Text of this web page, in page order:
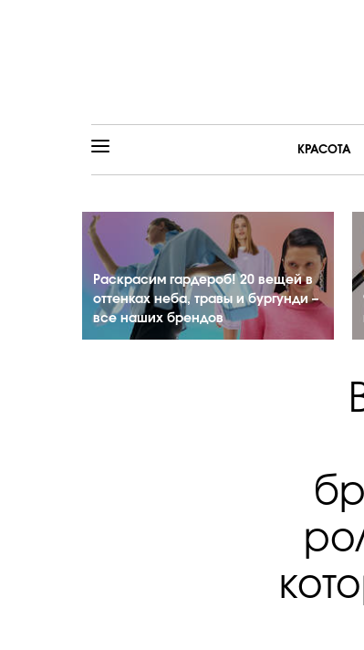
КРАСОТА
Раскрасим гардероб! 20 вещей в
оттенках неба, травы и бургунди –
все наших брендов